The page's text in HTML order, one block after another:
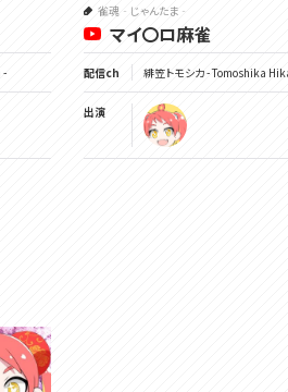
-
雀魂‐じゃんたま‐
マイ〇ロ麻雀
配信ch 緋笠トモシカ - Tomoshika
出演